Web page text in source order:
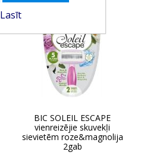
BIC SOLEIL ESCAPE
vienreizējie skuvekļi
sievietēm roze&magnolija
2gab
Lasīt